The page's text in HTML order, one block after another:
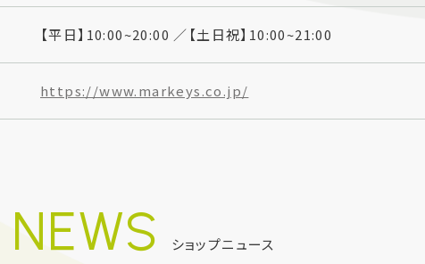
【平日】10:00~20:00 ／【土日祝】10:00~21:00
https://www.markeys.co.jp/
ショップニュース